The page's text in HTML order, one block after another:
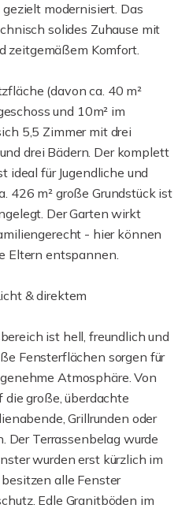
modernisiert. Das
solides Zuhause mit
zeitgemäßem Komfort.
(davon ca. 40 m²
und 10m² im
5,5 Zimmer mit drei
drei Bädern. Der komplett
ideal für Jugendliche und
426 m² große Grundstück ist
Der Garten wirkt
- hier können
Eltern entspannen.
& direktem
ist hell, freundlich und
Fensterflächen sorgen für
Atmosphäre. Von
die große, überdachte
Grillrunden oder
Terrassenbelag wurde
wurden erst kürzlich im
alle Fenster
Edle Granitböden im